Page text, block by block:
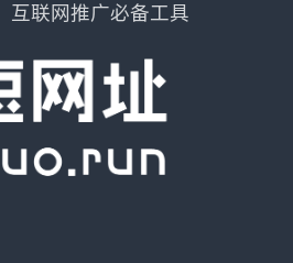
互联网推广必备工具